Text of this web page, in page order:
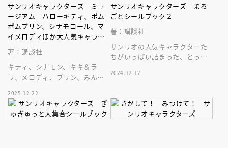
サンリオキャラクターズ ミュ
ージアム ハローキティ、ポム
ポムプリン、シナモロール、マ
イメロディほか大人気キャラ大
著：講談社
キティ、シナモン、キキ＆ラ
ラ、メロディ、プリン、みんな
合！ サンリオワールドの決定
版です！
2025.12.22
サンリオキャラクターズ まる
ごとシールブック２
著：講談社
サンリオの人気キャラクターた
ちがいっぱい詰まった、とって
よ！ シールは全部で４６３
2024.12.12